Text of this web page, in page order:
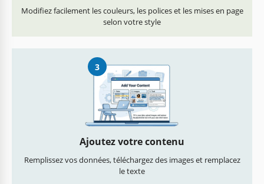
Modifiez facilement les couleurs, les polices et les mises en page
selon votre style
3
Ajoutez votre contenu
Remplissez vos données, téléchargez des images et remplacez
le texte